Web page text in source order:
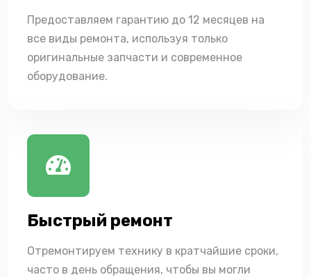
Предоставляем гарантию до 12 месяцев на
все виды ремонта, используя только
оригинальные запчасти и современное
оборудование.
Быстрый ремонт
Отремонтируем технику в кратчайшие сроки,
часто в день обращения, чтобы вы могли